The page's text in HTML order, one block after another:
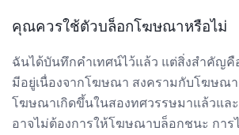
คุณควรใช้ตัวบล็อกโฆษณาหรือไม่
ฉันได้บันทึกคำเทศน์ไว้แล้ว แต่สิ่งสำคัญคื
มีอยู่เนื่องจากโฆษณา สงครามกับโฆษณ
โฆษณาเกิดขึ้นในสองทศวรรษมาแล้วและ
อาจไม่ต้องการให้โฆษณาบล็อกชนะ การ